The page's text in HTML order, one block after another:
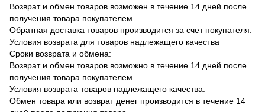
Возврат и обмен товаров возможен в течение 14 дней после
получения товара покупателем.
Обратная доставка товаров производится за счет покупателя.
Условия возврата для товаров надлежащего качества
Сроки возврата и обмена:
Возврат и обмен товаров возможно в течение 14 дней после
получения товара покупателем.
Условия возврата товаров надлежащего качества:
Обмен товара или возврат денег производится в течение 14